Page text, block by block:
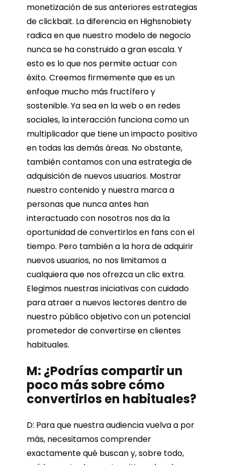
monetización de sus anteriores estrategias
de clickbait. La diferencia en Highsnobiety
radica en que nuestro modelo de negocio
nunca se ha construido a gran escala. Y
esto es lo que nos permite actuar con
éxito. Creemos firmemente que es un
enfoque mucho más fructífero y
sostenible. Ya sea en la web o en redes
sociales, la interacción funciona como un
multiplicador que tiene un impacto positivo
en todas las demás áreas. No obstante,
también contamos con una estrategia de
adquisición de nuevos usuarios. Mostrar
nuestro contenido y nuestra marca a
personas que nunca antes han
interactuado con nosotros nos da la
oportunidad de convertirlos en fans con el
tiempo. Pero también a la hora de adquirir
nuevos usuarios, no nos limitamos a
cualquiera que nos ofrezca un clic extra.
Elegimos nuestras iniciativas con cuidado
para atraer a nuevos lectores dentro de
nuestro público objetivo con un potencial
prometedor de convertirse en clientes
habituales.
M: ¿Podrías compartir un
poco más sobre cómo
convertirlos en habituales?
D: Para que nuestra audiencia vuelva a por
más, necesitamos comprender
exactamente qué buscan y, sobre todo,